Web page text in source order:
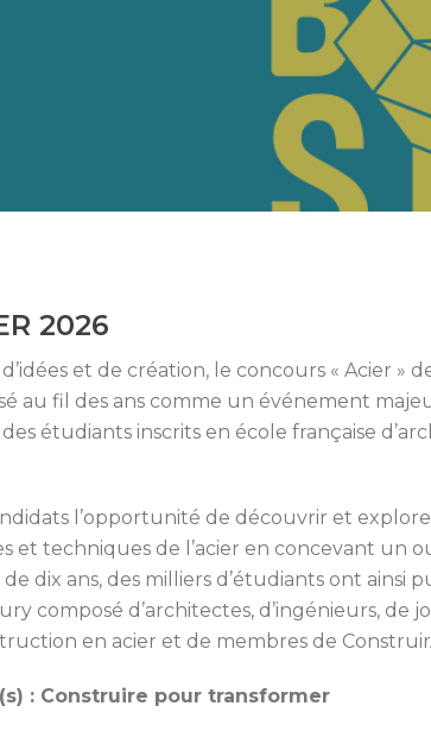
2026
et de création, le concours « Acier »
au fil des ans comme un événement
étudiants inscrits en école française
l’opportunité de découvrir et
et techniques de l’acier en concevant un
dix ans, des milliers d’étudiants ont ainsi
composé d’architectes, d’ingénieurs, de
en acier et de membres de
: Construire pour transformer